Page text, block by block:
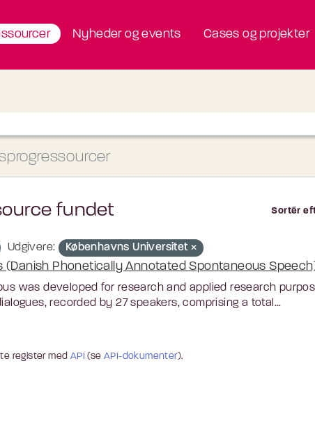
Nyheder og events Cases og projekter
Sortér
fundet
Udgivere: Københavns Universitet
(Danish Phonetically Annotated Spontaneous
was developed for research and applied research
recorded by 27 speakers, comprising a total...
register med API (seAPI-dokumenter).